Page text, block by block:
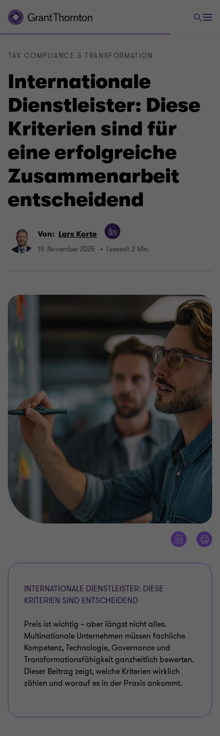
Internationale
Dienstleister: Diese
Kriterien sind für
eine erfolgreiche
Zusammenarbeit
entscheidend
TAX COMPLIANCE & TRANSFORMATION
Von: Lars Korte
19. November 2025 Lesezeit 2 Min.
INTERNATIONALE DIENSTLEISTER: DIESE
KRITERIEN SIND ENTSCHEIDEND
Preis ist wichtig – aber längst nicht alles.
Multinationale Unternehmen müssen fachliche
Kompetenz, Technologie, Governance und
Transformationsfähigkeit ganzheitlich bewerten.
Dieser Beitrag zeigt, welche Kriterien wirklich
zählen und worauf es in der Praxis ankommt.